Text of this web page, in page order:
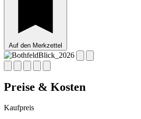
Auf den Merkzettel
Preise & Kosten
Kaufpreis